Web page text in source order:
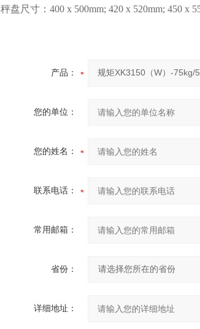
秤盘尺寸： 400 x 500mm; 420 x 520mm; 450 x
产品：
您的单位：
您的姓名：
联系电话：
常用邮箱：
省份：
详细地址：